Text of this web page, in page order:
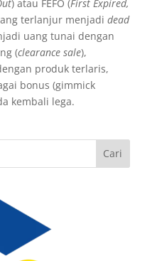
) atau FEFO (First Expired,
terlanjur menjadi dead
uang tunai dengan
(clearance sale),
produk terlaris,
bonus (gimmick
kembali lega.
Cari